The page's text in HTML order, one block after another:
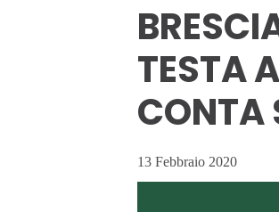
TESTA
CONTA
13 Febbraio 2020